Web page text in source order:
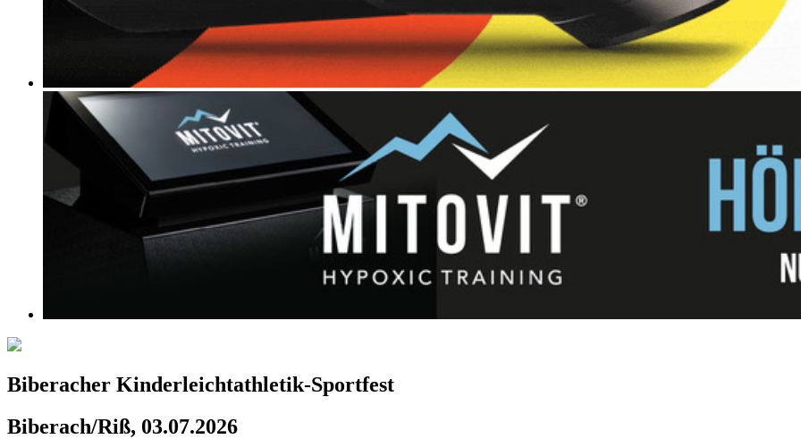
Biberacher Kinderleichtathletik-Sportfest
Biberach/Riß, 03.07.2026